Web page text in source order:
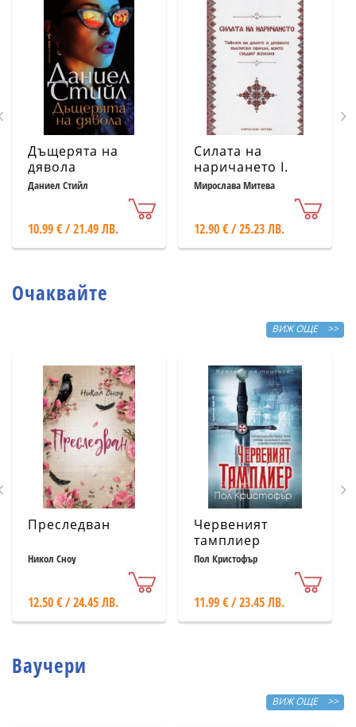
Дъщерята на
дявола
Даниел Стийл
10.99 € / 21.49 ЛВ.
Силата на
наричането І.
Тайната на
български
обичаи, които
Мирослава Митева
12.90 € / 25.23 ЛВ.
Очаквайте
ВИЖ ОЩЕ >>
Преследван
Никол Сноу
12.50 € / 24.45 ЛВ.
Червеният
тамплиер
Пол Кристофър
11.99 € / 23.45 ЛВ.
Ваучери
ВИЖ ОЩЕ >>